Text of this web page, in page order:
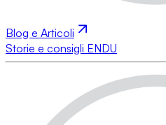
Blog e Articoli
Storie e consigli ENDU